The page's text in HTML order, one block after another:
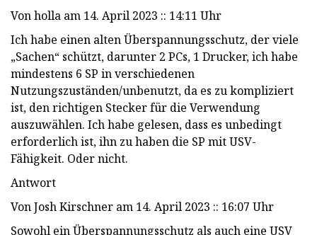
Von holla am 14. April 2023 :: 14:11 Uhr
Ich habe einen alten Überspannungsschutz, der viele
„Sachen“ schützt, darunter 2 PCs, 1 Drucker, ich habe
mindestens 6 SP in verschiedenen
Nutzungszuständen/unbenutzt, da es zu kompliziert
ist, den richtigen Stecker für die Verwendung
auszuwählen. Ich habe gelesen, dass es unbedingt
erforderlich ist, ihn zu haben die SP mit USV-
Fähigkeit. Oder nicht.
Antwort
Von Josh Kirschner am 14. April 2023 :: 16:07 Uhr
Sowohl ein Überspannungsschutz als auch eine USV